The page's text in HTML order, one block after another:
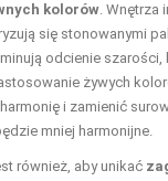
kolorów. Wnętrza
się stonowanymi
odcienie szarości,
żywych
i zamienić
mniej harmonijne.
również, aby unikać